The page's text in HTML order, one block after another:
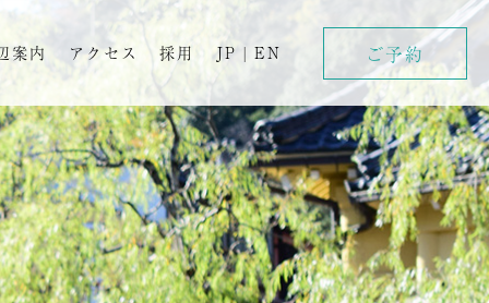
案内 アクセス 採用 JP | EN ご予約